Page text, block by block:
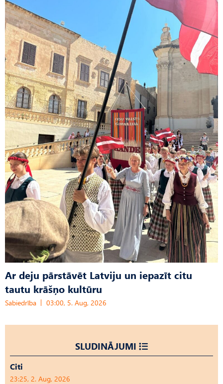
Ar deju pārstāvēt Latviju un iepazīt citu
tautu krāšņo kultūru
Sabiedrība 03:00, 5. Aug, 2026
SLUDINĀJUMI
Citi
23:25, 2. Aug, 2026